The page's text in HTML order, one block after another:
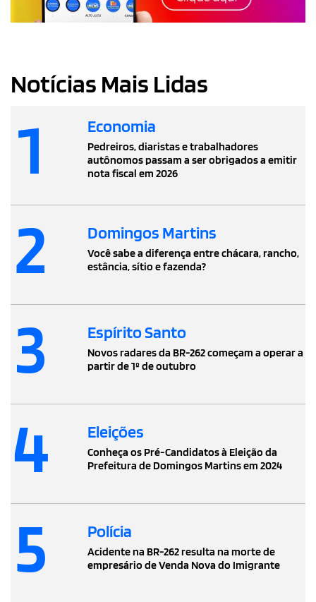
Notícias Mais Lidas
1 Economia
Pedreiros, diaristas e trabalhadores
autônomos passam a ser obrigados a emitir
nota fiscal em 2026
2 Domingos Martins
Você sabe a diferença entre chácara, rancho,
estância, sítio e fazenda?
3 Espírito Santo
Novos radares da BR-262 começam a operar a
partir de 1º de outubro
4 Eleições
Conheça os Pré-Candidatos à Eleição da
Prefeitura de Domingos Martins em 2024
5 Polícia
Acidente na BR-262 resulta na morte de
empresário de Venda Nova do Imigrante